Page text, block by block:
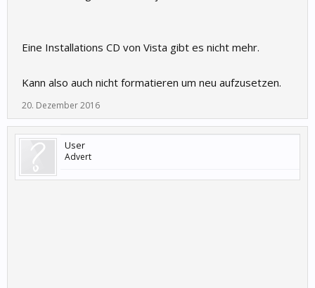
Eine Installations CD von Vista gibt es nicht mehr.
Kann also auch nicht formatieren um neu aufzusetzen.
20. Dezember 2016
User
Advert